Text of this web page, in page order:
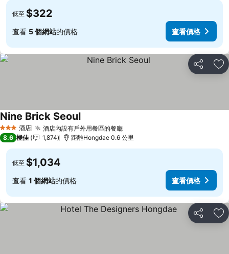
低至 $322
查看 5 個網站的價格 查看價格
分享 放
3 星級 酒店 酒店內設有戶外用餐區的餐廳查看價格
Nine Brick Seoul查看價格
8.6 極佳 1,874 距離Hongdae 0.6 公里
低至 $1,034
查看 1 個網站的價格 查看價格
分享 放